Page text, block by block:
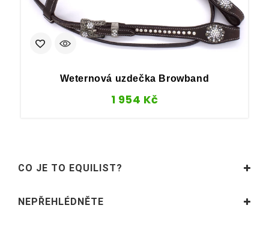
Weternová uzdečka Browband
1 954 Kč
CO JE TO EQUILIST?
NEPŘEHLÉDNĚTE